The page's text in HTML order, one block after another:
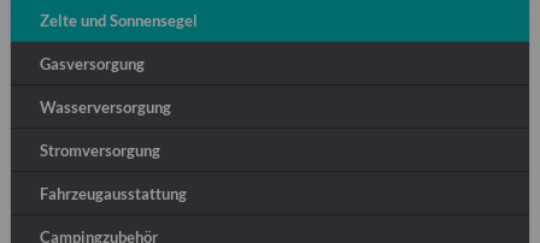
Zelte und Sonnensegel
Gasversorgung
Wasserversorgung
Stromversorgung
Fahrzeugausstattung
Campingzubehör